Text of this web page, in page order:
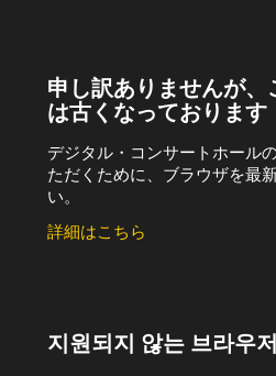
申し訳ありませんが
は古くなっております
デジタル・コンサートホール
ただくために、ブラウザを最
い。
詳細はこちら
지원되지 않는 브라우